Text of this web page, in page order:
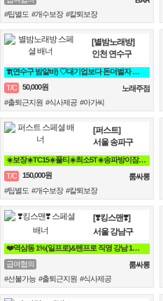
#팁별도 #개수보장 #칼퇴보장
[별밤노래방]
인천 연수구
❣️(연수구 밤알바) ♡대기업보다 돈더벌자 젊은실장♡❣️
T/C
50,000원
노래주점
#출퇴근지원 #식사제공 #아가씨
[퍼스트]
서울 송파구
☀️보장☀️TC15☀️풀티☀️최소5T☀️송파방이잠실석촌☀️강남역삼☀️선릉
T/C
150,000원
룸싸롱
#팁별도 #개수보장 #칼퇴보장
[❣️킹스맨❣️]
서울 강남구
❤️역삼동 1%(일프로)&텐프로 직영 강남 1등❤️ 강남 룸알바
급여협의
룸싸롱
#선불가능 #출퇴근지원 #식사제공